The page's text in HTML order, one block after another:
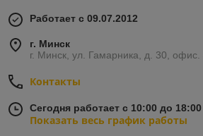
Работает с 09.07.2012
г. Минск
г. Минск, ул. Гамарника, д. 30,
Контакты
Сегодня работает с 10:00 до 18:00
Показать весь график работы